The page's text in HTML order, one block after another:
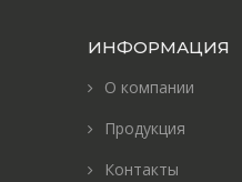
ИНФОРМАЦИЯ
О компании
Продукция
Контакты